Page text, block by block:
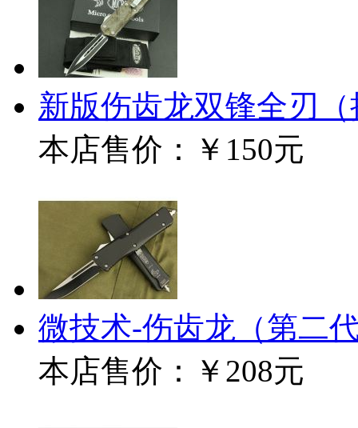
新版伤齿龙双锋全刃
本店售价：
￥150元
微技术-伤齿龙（第二
本店售价：
￥208元